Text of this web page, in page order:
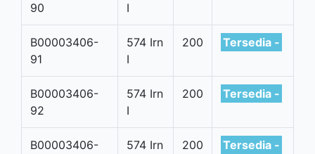
90
I
B00003406-
91
574 Irn
I
200 Tersedia -
B00003406-
92
574 Irn
I
200 Tersedia -
B00003406-
574 Irn
200 Tersedia -